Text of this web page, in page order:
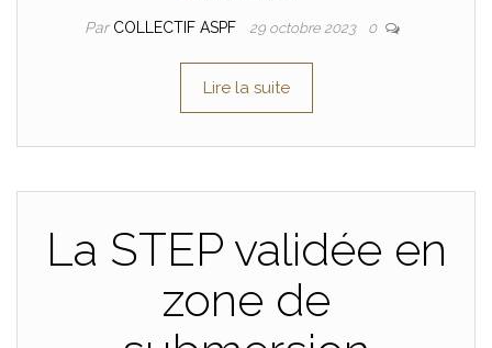
Par COLLECTIF ASPF 29 octobre 2023 0
Lire la suite
La STEP validée en
zone de